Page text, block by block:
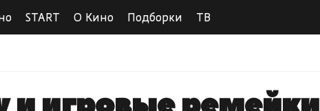
START О Кино Подборки ТВ